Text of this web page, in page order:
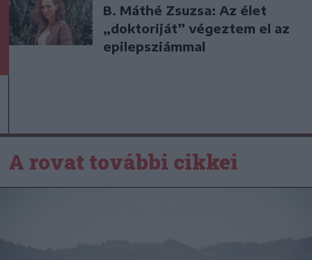
B. Máthé Zsuzsa: Az élet
„doktoriját” végeztem el az
epilepsziámmal
A rovat további cikkei